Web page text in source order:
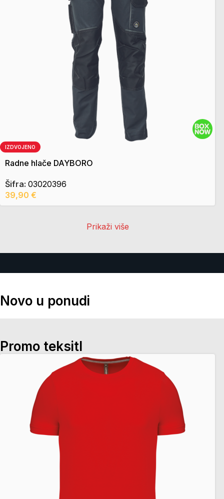
IZDVOJENO
Radne hlače DAYBORO
Šifra: 03020396
39,90 €
Prikaži više
Novo u ponudi
Promo teksitl